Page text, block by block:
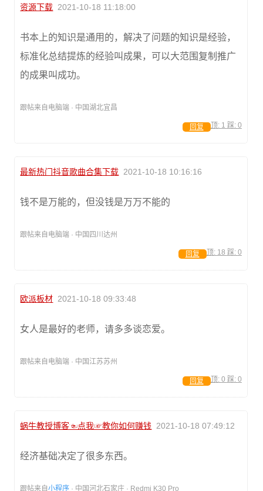
资源下载 2021-10-18 11:18:00
书本上的知识是通用的，解决了问题的知识是经验，
标准化总结提炼的经验叫成果，可以大范围复制推广
的成果叫成功。
跟帖来自电脑端 · 中国湖北宜昌
顶: 1 踩: 0
回复
最新热门抖音歌曲合集下载 2021-10-18 10:16:16
钱不是万能的，但没钱是万万不能的
跟帖来自电脑端 · 中国四川达州
顶: 18 踩: 0
回复
欧派板材 2021-10-18 09:33:48
女人是最好的老师，请多多谈恋爱。
跟帖来自电脑端 · 中国江苏苏州
顶: 0 踩: 0
回复
蜗牛教授博客☜点我☞教你如何赚钱 2021-10-18 07:49:12
经济基础决定了很多东西。
跟帖来自小程序 · 中国河北石家庄 · Redmi K30 Pro